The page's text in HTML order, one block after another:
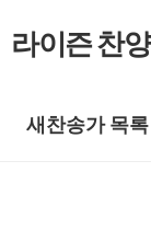
라이즌 찬양
새찬송가 목록